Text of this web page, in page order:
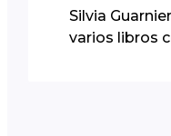
Silvia
varios libros